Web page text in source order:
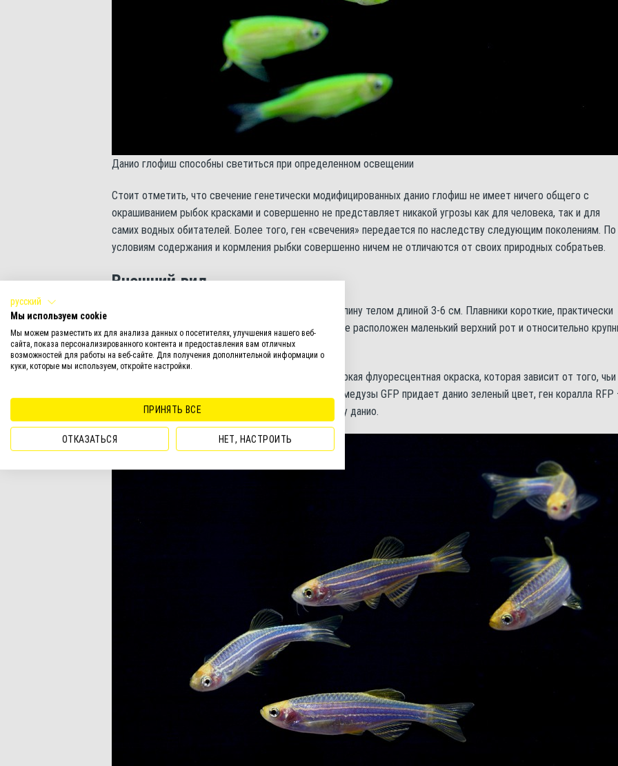
Данио глофиш способны светиться при определенном освещении
Стоит отметить, что свечение генетически модифицированных данио глофиш не имеет ничего общего с
окрашиванием рыбок красками и совершенно не представляет никакой угрозы как для человека, так и для
самих водных обитателей. Более того, ген «свечения» передается по наследству следующим поколениям. По
условиям содержания и кормления рыбки совершенно ничем не отличаются от своих природных собратьев.
Внешний вид
Данио глофиш обладают изящным, вытянутым в длину телом длиной 3-6 см. Плавники короткие, практически
прозрачные, хвост одинарный. На небольшой голове расположен маленький верхний рот и относительно
глаза.
Главная особенность и ценность данио глофиш – яркая флуоресцентная окраска, которая зависит от того, чьи
гены были внедрены в ДНК рыбок. К примеру, ген медузы GFP придает данио зеленый цвет, ген коралла RFP
красный, а их сочетание дарит нам желтую окраску данио.
русский
Мы используем cookie
Мы можем разместить их для анализа данных о посетителях, улучшения нашего веб-
сайта, показа персонализированного контента и предоставления вам отличных
возможностей для работы на веб-сайте. Для получения дополнительной информации о
куки, которые мы используем, откройте настройки.
ПРИНЯТЬ ВСЕ
ОТКАЗАТЬСЯ НЕТ, НАСТРОИТЬ